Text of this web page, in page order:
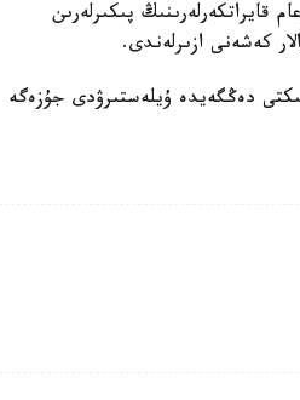
پىكىرلەرىن
كەشەنى ازىرلەندى.
دەڭگەيدە ۇيلەستىرۋدى جۇزەگە